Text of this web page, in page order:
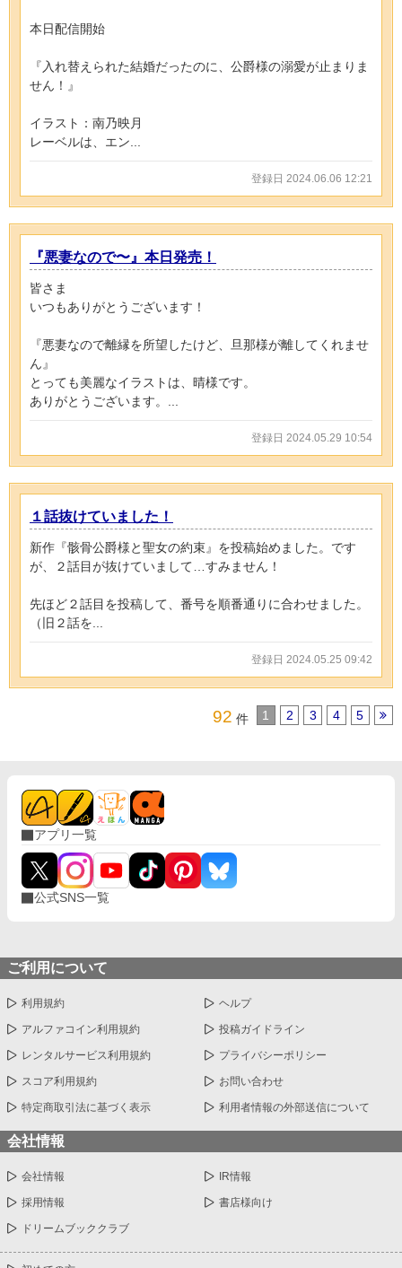
本日配信開始
『入れ替えられた結婚だったのに、公爵様の溺愛が止まりま
せん！』
イラスト：南乃映月
レーベルは、エン...
登録日 2024.06.06 12:21
『悪妻なので〜』本日発売！
皆さま
いつもありがとうございます！
『悪妻なので離縁を所望したけど、旦那様が離してくれませ
ん』
とっても美麗なイラストは、晴様です。
ありがとうございます。...
登録日 2024.05.29 10:54
１話抜けていました！
新作『骸骨公爵様と聖女の約束』を投稿始めました。です
が、２話目が抜けていまして…すみません！
先ほど２話目を投稿して、番号を順番通りに合わせました。
（旧２話を...
登録日 2024.05.25 09:42
92 件 1 2 3 4 5
アプリ一覧
公式SNS一覧
ご利用について
利用規約 ヘルプ
アルファコイン利用規約 投稿ガイドライン
レンタルサービス利用規約 プライバシーポリシー
スコア利用規約 お問い合わせ
特定商取引法に基づく表示 利用者情報の外部送信について
会社情報
会社情報 IR情報
採用情報 書店様向け
ドリームブッククラブ